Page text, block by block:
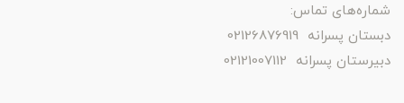
شماره‌های تماس:
دبستان پسرانه 02126876919
دبیرستان پسرانه 02121007112